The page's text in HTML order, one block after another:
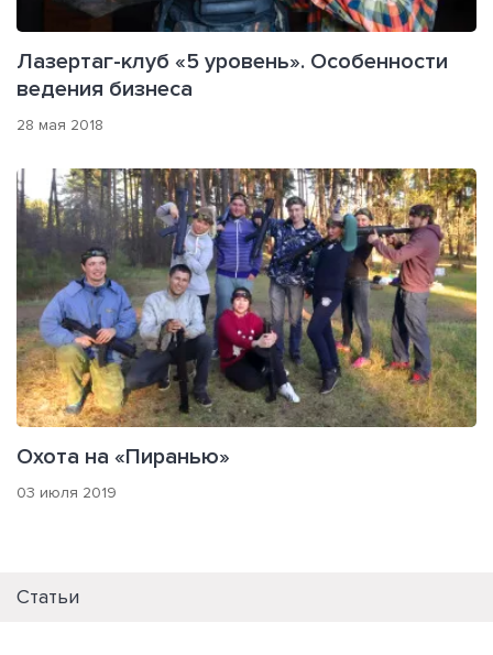
Лазертаг-клуб «5 уровень». Особенности
ведения бизнеса
28 мая 2018
Охота на «Пиранью»
03 июля 2019
Статьи